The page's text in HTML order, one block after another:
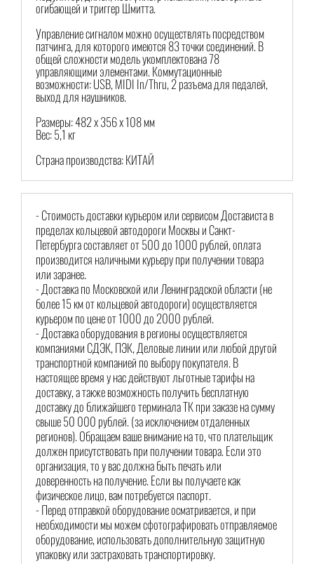
огибающей и триггер Шмитта.
Управление сигналом можно осуществлять посредством
патчинга, для которого имеются 83 точки соединений. В
общей сложности модель укомплектована 78
управляющими элементами. Коммутационные
возможности: USB, MIDI In/Thru, 2 разъема для педалей,
выход для наушников.
Размеры: 482 х 356 х 108 мм
Вес: 5,1 кг
Страна производства: КИТАЙ
- Стоимость доставки курьером или сервисом Достависта в
пределах кольцевой автодороги Москвы и Санкт-
Петербурга составляет от 500 до 1000 рублей, оплата
производится наличными курьеру при получении товара
или заранее.
- Доставка по Московской или Ленинградской области (не
более 15 км от кольцевой автодороги) осуществляется
курьером по цене от 1000 до 2000 рублей.
- Доставка оборудования в регионы осуществляется
компаниями СДЭК, ПЭК, Деловые линии или любой другой
транспортной компанией по выбору покупателя. В
настоящее время у нас действуют льготные тарифы на
доставку, а также возможность получить бесплатную
доставку до ближайшего терминала ТК при заказе на сумму
свыше 50 000 рублей. (за исключением отдаленных
регионов). Обращаем ваше внимание на то, что плательщик
должен присутствовать при получении товара. Если это
организация, то у вас должна быть печать или
доверенность на получение. Если вы получаете как
физическое лицо, вам потребуется паспорт.
- Перед отправкой оборудование осматривается, и при
необходимости мы можем сфотографировать отправляемое
оборудование, использовать дополнительную защитную
упаковку или застраховать транспортировку.